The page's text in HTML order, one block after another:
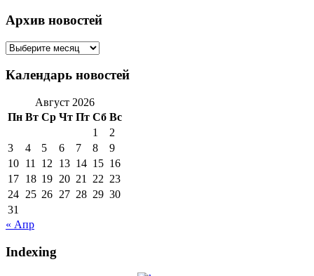
Архив новостей
Архив
Календарь новостей
Август 2026
Пн Вт Ср Чт Пт Сб Вс
1
2
3
4 5 6 7 8
9
10 11 12 13 14 15 16
17 18 19 20 21 22 23
24 25 26 27 28 29 30
31
« Апр
Indexing